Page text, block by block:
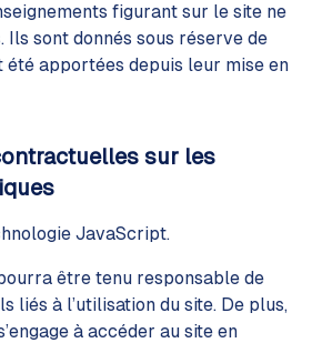
figurant sur le site ne
Ils sont donnés sous réserve de
été apportées depuis leur mise en
sur les
JavaScript.
être tenu responsable de
liés à l’utilisation du site. De plus,
à accéder au site en